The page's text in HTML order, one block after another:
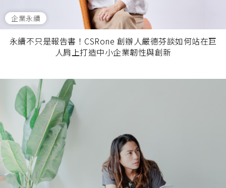
企業永續
永續不只是報告書！CSRone 創辦人嚴德芬談如何站在巨
人肩上打造中小企業韌性與創新